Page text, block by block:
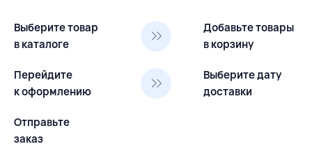
Выберите товар
в каталоге
Добавьте товары
в корзину
Перейдите
к оформлению
Выберите дату
доставки
Отправьте
заказ